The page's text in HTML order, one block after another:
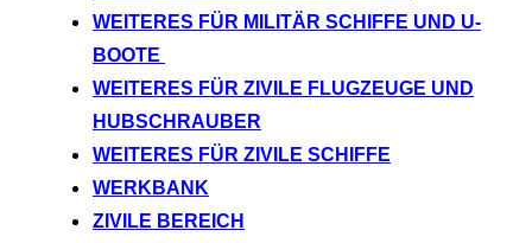
WEITERES FÜR MILITÄR SCHIFFE UND U-
BOOTE
WEITERES FÜR ZIVILE FLUGZEUGE UND
HUBSCHRAUBER
WEITERES FÜR ZIVILE SCHIFFE
WERKBANK
ZIVILE BEREICH